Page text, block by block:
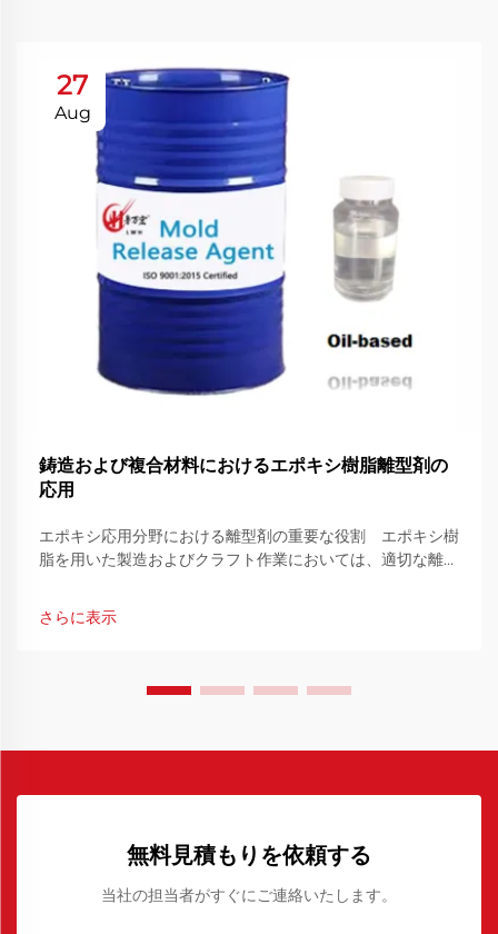
27
Aug
鋳造および複合材料におけるエポキシ樹脂離型剤の
応用
エポキシ応用分野における離型剤の重要な役割 エポキシ樹
脂を用いた製造およびクラフト作業においては、適切な離型
の特殊化合物は、...
さらに表示
無料見積もりを依頼する
当社の担当者がすぐにご連絡いたします。